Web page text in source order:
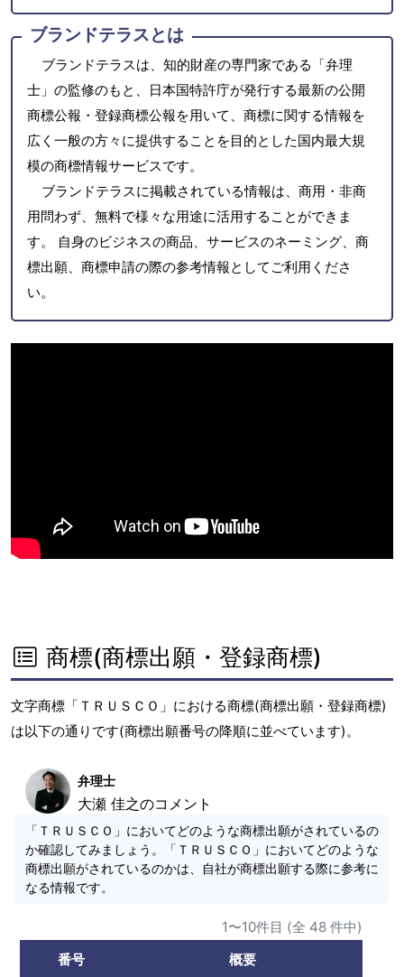
ブランドテラスとは
ブランドテラスは、知的財産の専門家である「弁理
士」の監修のもと、日本国特許庁が発行する最新の公開
商標公報・登録商標公報を用いて、商標に関する情報を
広く一般の方々に提供することを目的とした国内最大規
模の商標情報サービスです。
ブランドテラスに掲載されている情報は、商用・非商
用問わず、無料で様々な用途に活用することができま
す。 自身のビジネスの商品、サービスのネーミング、商
標出願、商標申請の際の参考情報としてご利用くださ
い。
商標(商標出願・登録商標)
文字商標「ＴＲＵＳＣＯ」における商標(商標出願・登録商標)
は以下の通りです(商標出願番号の降順に並べています)。
弁理士
大瀬 佳之のコメント
「ＴＲＵＳＣＯ」においてどのような商標出願がされているの
か確認してみましょう。「ＴＲＵＳＣＯ」においてどのような
商標出願がされているのかは、自社が商標出願する際に参考に
なる情報です。
1〜10件目 (全 48 件中)
番号
概要